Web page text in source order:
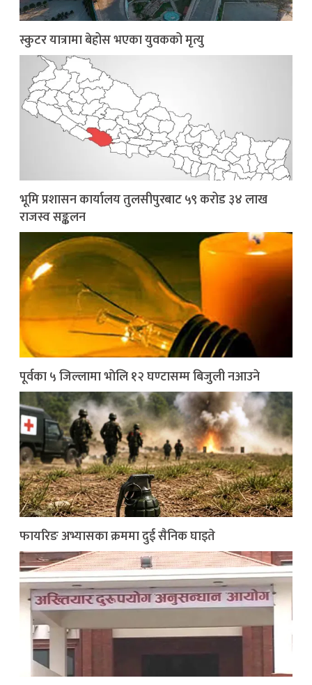
स्कुटर यात्रामा बेहोस भएका युवकको मृत्यु
भूमि प्रशासन कार्यालय तुलसीपुरबाट ५९ करोड ३४ लाख
राजस्व सङ्कलन
पूर्वका ५ जिल्लामा भाेलि १२ घण्टासम्म बिजुली नआउने
फायरिङ अभ्यासका क्रममा दुई सैनिक घाइते